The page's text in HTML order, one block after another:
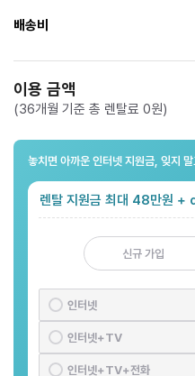
이용 금액
(36개월 기준 총 렌탈료 0원)
배송비
놓치면 아까운 인터넷 지원금, 잊지
렌탈 지원금 최대 48만원 +
신규 가입
인터넷
인터넷+TV
인터넷+TV+전화